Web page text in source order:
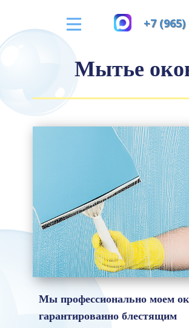
+7 (965)
Мытье
Мы профессионально моем
гарантированно блестящим